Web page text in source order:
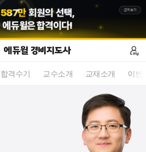
587만 회원의 선택,
에듀윌은 합격이다!
근거보기
에듀윌 경비지도사
합격수기 교수소개 교재소개 이벤